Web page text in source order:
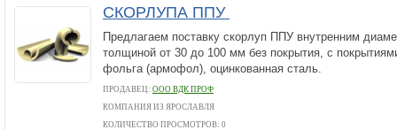
СКОРЛУПА ППУ
Предлагаем поставку скорлуп ППУ внутренним
толщиной от 30 до 100 мм без покрытия, с
фольга (армофол), оцинкованная сталь.
ПРОДАВЕЦ: ООО ВДК ПРОФ
КОМПАНИЯ ИЗ ЯРОСЛАВЛЯ
КОЛИЧЕСТВО ПРОСМОТРОВ: 0